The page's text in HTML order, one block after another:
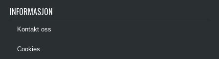
INFORMASJON
Kontakt oss
Cookies